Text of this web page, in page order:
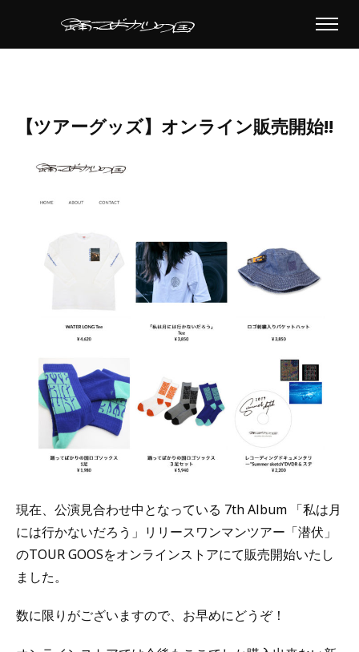
【ツアーグッズ】オンライン販売開始!!
現在、公演見合わせ中となっている 7th Album 「私は月
には行かないだろう」リリースワンマンツアー「潜伏」
のTOUR GOOSをオンラインストアにて販売開始いたし
ました。
数に限りがございますので、お早めにどうぞ！